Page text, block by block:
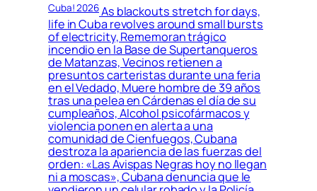
Cuba! 2026As blackouts stretch for days,
life in Cuba revolves around small bursts
of electricity, Rememoran trágico
incendio en la Base de Supertanqueros
de Matanzas, Vecinos retienen a
presuntos carteristas durante una feria
en el Vedado, Muere hombre de 39 años
tras una pelea en Cárdenas el día de su
cumpleaños, Alcohol psicofármacos y
violencia ponen en alerta a una
comunidad de Cienfuegos, Cubana
destroza la apariencia de las fuerzas del
orden: «Las Avispas Negras hoy no llegan
ni a moscas», Cubana denuncia que le